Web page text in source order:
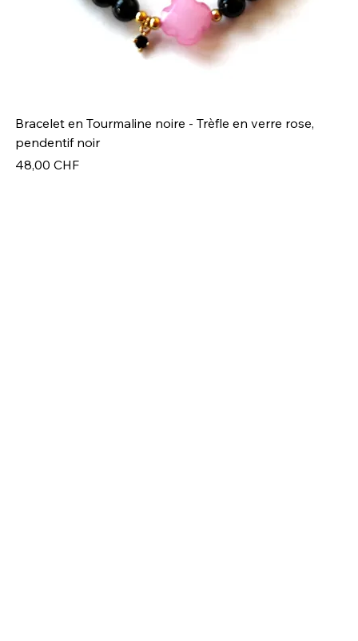
Bracelet en Tourmaline noire - Trèfle en verre rose,
pendentif noir
Prix
48,00 CHF